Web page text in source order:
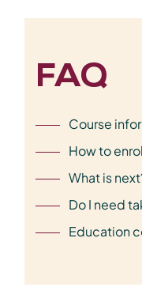
FAQ
Course
How to
What is
Do I need
Education